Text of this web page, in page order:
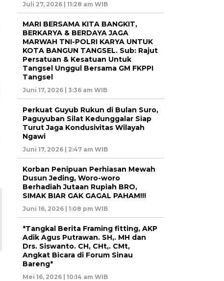
Juli 27, 2026 | 11:28 am WIB
MARI BERSAMA KITA BANGKIT,
BERKARYA & BERDAYA JAGA
MARWAH TNI-POLRI KARYA UNTUK
KOTA BANGUN TANGSEL. Sub: Rajut
Persatuan & Kesatuan Untuk
Tangsel Unggul Bersama GM FKPPI
Tangsel
Juni 17, 2026 | 3:36 am WIB
Perkuat Guyub Rukun di Bulan Suro,
Paguyuban Silat Kedunggalar Siap
Turut Jaga Kondusivitas Wilayah
Ngawi
Juni 17, 2026 | 2:47 am WIB
Korban Penipuan Perhiasan Mewah
Dusun Jeding, Woro-woro
Berhadiah Jutaan Rupiah BRO,
SIMAK BIAR GAK GAGAL PAHAM!!!
Juni 16, 2026 | 1:08 pm WIB
*Tangkal Berita Framing fitting, AKP
Adik Agus Putrawan. SH,. MH dan
Drs. Siswanto. CH, CHt,. CMt,
Angkat Bicara di Forum Sinau
Bareng*
Mei 16, 2026 | 10:14 am WIB